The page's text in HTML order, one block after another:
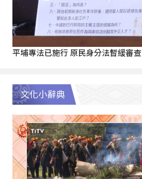
平埔專法已施行 原民身分法暫緩審查
文化小辭典